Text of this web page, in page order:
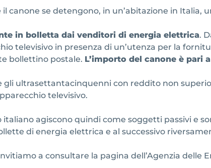
canone se detengono, in un’abitazione in Italia,
in bolletta dai venditori di energia elettrica.
televisivo in presenza di un’utenza per la
bollettino postale. L’importo del canone è pari
gli ultrasettantacinquenni con reddito non
televisivo.
agiscono quindi come soggetti passivi e
di energia elettrica e al successivo
a consultare la pagina dell’Agenzia delle